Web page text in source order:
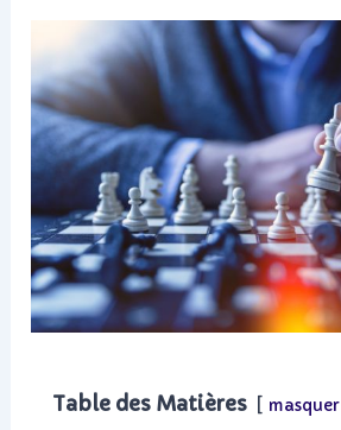
Table des Matières masquer